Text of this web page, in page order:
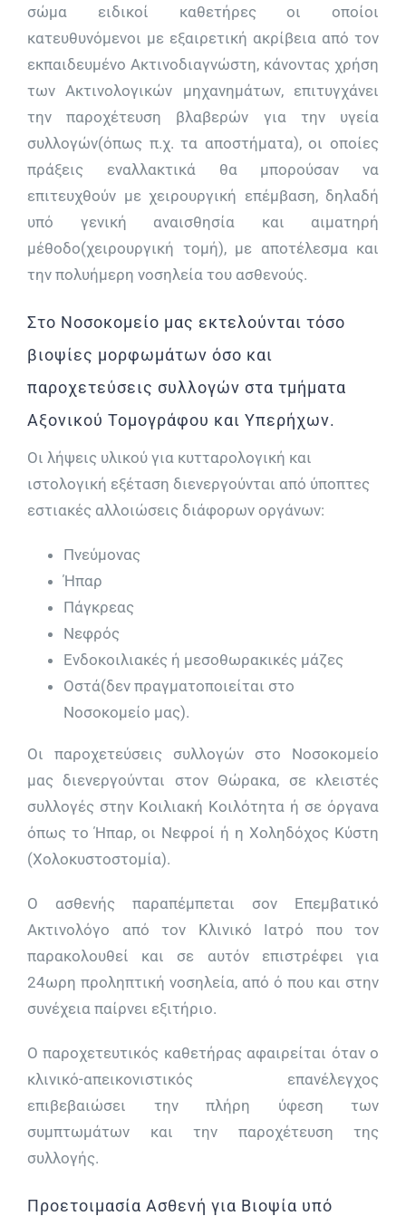
σώμα ειδικοί καθετήρες οι οποίοι
κατευθυνόμενοι με εξαιρετική ακρίβεια από τον
εκπαιδευμένο Ακτινοδιαγνώστη, κάνοντας χρήση
των Ακτινολογικών μηχανημάτων, επιτυγχάνει
την παροχέτευση βλαβερών για την υγεία
συλλογών(όπως π.χ. τα αποστήματα), οι οποίες
πράξεις εναλλακτικά θα μπορούσαν να
επιτευχθούν με χειρουργική επέμβαση, δηλαδή
υπό γενική αναισθησία και αιματηρή
μέθοδο(χειρουργική τομή), με αποτέλεσμα και
την πολυήμερη νοσηλεία του ασθενούς.
Στο Νοσοκομείο μας εκτελούνται τόσο
βιοψίες μορφωμάτων όσο και
παροχετεύσεις συλλογών στα τμήματα
Αξονικού Τομογράφου και Υπερήχων.
Οι λήψεις υλικού για κυτταρολογική και
ιστολογική εξέταση διενεργούνται από ύποπτες
εστιακές αλλοιώσεις διάφορων οργάνων:
Πνεύµονας
Ήπαρ
Πάγκρεας
Νεφρός
Ενδοκοιλιακές ή µεσοθωρακικές µάζες
Οστά(δεν πραγματοποιείται στο
Νοσοκομείο μας).
Οι παροχετεύσεις συλλογών στο Νοσοκομείο
μας διενεργούνται στον Θώρακα, σε κλειστές
συλλογές στην Κοιλιακή Κοιλότητα ή σε όργανα
όπως το Ήπαρ, οι Νεφροί ή η Χοληδόχος Κύστη
(Χολοκυστοστομία).
Ο ασθενής παραπέμπεται σον Επεμβατικό
Ακτινολόγο από τον Κλινικό Ιατρό που τον
παρακολουθεί και σε αυτόν επιστρέφει για
24ωρη προληπτική νοσηλεία, από ό που και στην
συνέχεια παίρνει εξιτήριο.
Ο παροχετευτικός καθετήρας αφαιρείται όταν ο
κλινικό-απεικονιστικός επανέλεγχος
επιβεβαιώσει την πλήρη ύφεση των
συµπτωµάτων και την παροχέτευση της
συλλογής.
Προετοιμασία Ασθενή για Βιοψία υπό